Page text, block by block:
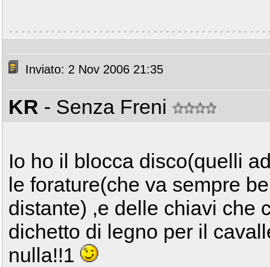
Inviato: 2 Nov 2006 21:35
KR - Senza Freni
Io ho il blocca disco(quelli
le forature(che va sempre
distante) ,e delle chiavi che
dichetto di legno per il
nulla!!1